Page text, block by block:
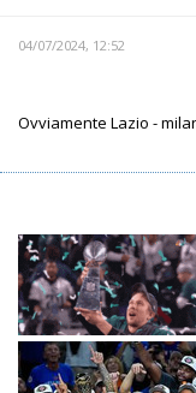
04/07/2024, 12:52
Ovviamente Lazio -